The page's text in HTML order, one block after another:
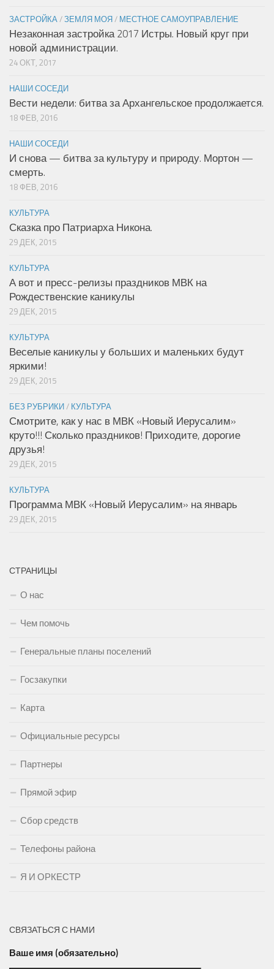
ЗАСТРОЙКА/ЗЕМЛЯ МОЯ/ МЕСТНОЕ САМОУПРАВЛЕНИЕ
Незаконная застройка 2017 Истры. Новый круг при
новой администрации.
24 ОКТ, 2017
НАШИ СОСЕДИ
Вести недели: битва за Архангельское продолжается.
18 ФЕВ, 2016
НАШИ СОСЕДИ
И снова — битва за культуру и природу. Мортон —
смерть.
18 ФЕВ, 2016
КУЛЬТУРА
Сказка про Патриарха Никона.
29 ДЕК, 2015
КУЛЬТУРА
А вот и пресс-релизы праздников МВК на
Рождественские каникулы
29 ДЕК, 2015
КУЛЬТУРА
Веселые каникулы у больших и маленьких будут
яркими!
29 ДЕК, 2015
БЕЗ РУБРИКИ/ КУЛЬТУРА
Смотрите, как у нас в МВК «Новый Иерусалим»
круто!!! Сколько праздников! Приходите, дорогие
друзья!
29 ДЕК, 2015
КУЛЬТУРА
Программа МВК «Новый Иерусалим» на январь
29 ДЕК, 2015
СТРАНИЦЫ
О нас
Чем помочь
Генеральные планы поселений
Госзакупки
Карта
Официальные ресурсы
Партнеры
Прямой эфир
Сбор средств
Телефоны района
Я И ОРКЕСТР
СВЯЗАТЬСЯ С НАМИ
Ваше имя (обязательно)